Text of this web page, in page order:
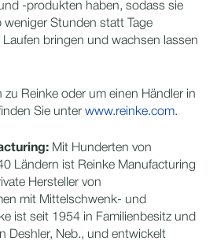
-produkten haben, sodass sie
weniger Stunden statt Tage
bringen und wachsen lassen
zu Reinke oder um einen Händler in
Sie unter www.reinke.com.
Mit Hunderten von
Ländern ist Reinke Manufacturing
Hersteller von
mit Mittelschwenk- und
ist seit 1954 in Familienbesitz und
Deshler, Neb., und entwickelt